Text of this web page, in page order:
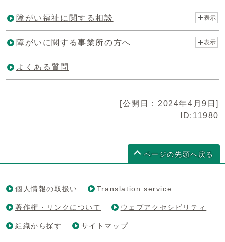
障がい福祉に関する相談 表示
障がいに関する事業所の方へ 表示
よくある質問
[公開日：2024年4月9日]
ID:11980
ページの先頭へ戻る
個人情報の取扱い Translation service
著作権・リンクについて ウェブアクセシビリティ
組織から探す サイトマップ